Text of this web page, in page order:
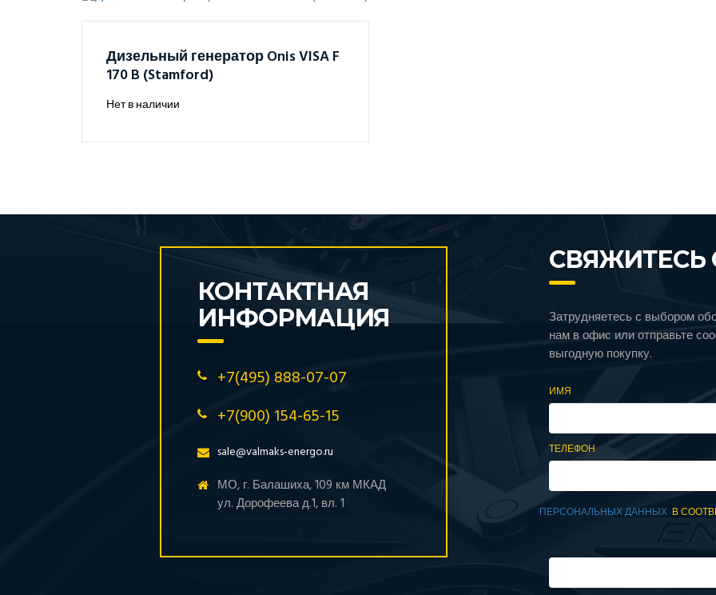
Дизельный генератор Onis VISA F
170 B (Stamford)
Нет в наличии
КОНТАКТНАЯ
ИНФОРМАЦИЯ
+7(495) 888-07-07
+7(900) 154-65-15
sale@valmaks-energo.ru
МО, г. Балашиха, 109 км МКАД
ул. Дорофеева д.1, вл. 1
СВЯЖИТЕСЬ
Затрудняетесь с выбором
нам в офис или отправьте
выгодную покупку.
ИМЯ
ТЕЛЕФОН
ПЕРСОНАЛЬНЫХ ДАННЫХ В